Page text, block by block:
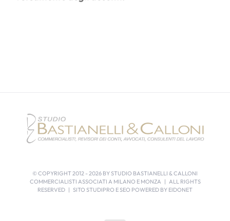
© COPYRIGHT 2012 - 2026 BY STUDIO BASTIANELLI & CALLONI
COMMERCIALISTI ASSOCIATI A MILANO E MONZA | ALL RIGHTS
RESERVED | SITO STUDIPRO E SEO POWERED BY EIDONET